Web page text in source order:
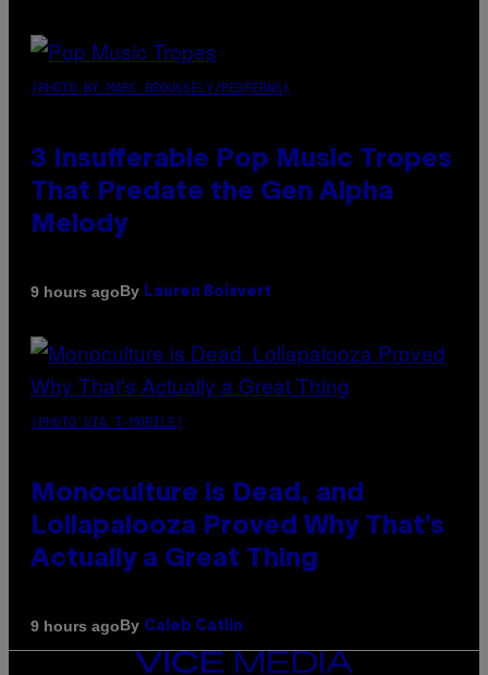
(PHOTO BY MARC BROUSSELY/REDFERNS)
3 Insufferable Pop Music Tropes
That Predate the Gen Alpha
Melody
9 hours agoBy Lauren Boisvert
(PHOTO VIA T-MOBILE)
Monoculture is Dead, and
Lollapalooza Proved Why That’s
Actually a Great Thing
9 hours agoBy Caleb Catlin
VICE